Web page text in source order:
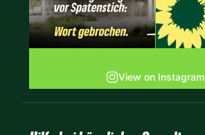
View on Instagram